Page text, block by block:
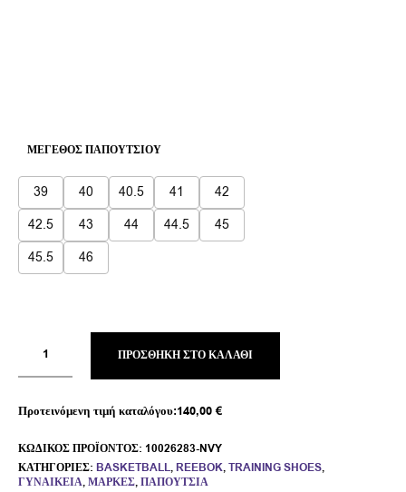
ΜΈΓΕΘΟΣ ΠΑΠΟΥΤΣΙΟΎ
39 40 40.5 41
42
42.5
43 44 44.5
45
45.5
46
ΠΡΟΣΘΉΚΗ ΣΤΟ ΚΑΛΆΘΙ
Προτεινόμενη τιμή καταλόγου:140,00€
ΚΩΔΙΚΌΣ ΠΡΟΪΌΝΤΟΣ: 10026283-NVY
ΚΑΤΗΓΟΡΊΕΣ: BASKETBALL,REEBOK,TRAINING SHOES,
ΓΥΝΑΙΚΕΊΑ,ΜΆΡΚΕΣ,ΠΑΠΟΎΤΣΙΑ